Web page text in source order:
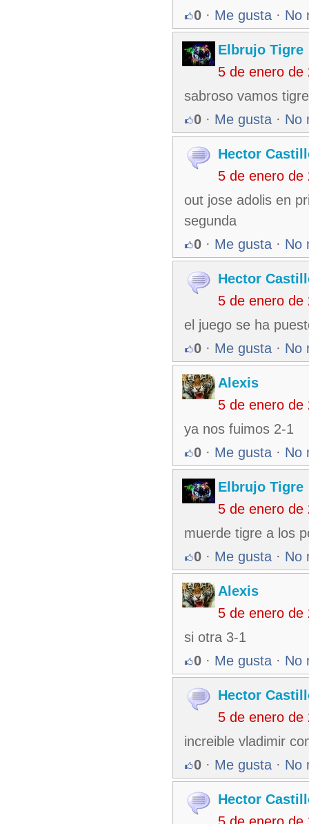
0 · Me gusta · No
Elbrujo Tigre
5 de enero de
sabroso vamos
0 · Me gusta · No
Hector
5 de enero de
out jose adolis en
segunda
0 · Me gusta · No
Hector
5 de enero de
el juego se ha
0 · Me gusta · No
Alexis
5 de enero de
ya nos fuimos 2-1
0 · Me gusta · No
Elbrujo Tigre
5 de enero de
muerde tigre a los
0 · Me gusta · No
Alexis
5 de enero de
si otra 3-1
0 · Me gusta · No
Hector
5 de enero de
increible vladimir
0 · Me gusta · No
Hector